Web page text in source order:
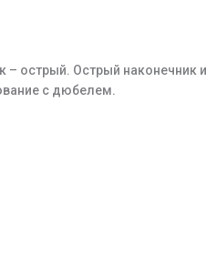
– острый. Острый наконечник
с дюбелем.